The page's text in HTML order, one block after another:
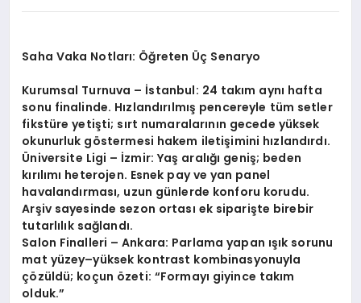
Saha Vaka Notları: Öğreten Üç Senaryo
Kurumsal Turnuva – İstanbul: 24 takım aynı hafta
sonu finalinde. Hızlandırılmış pencereyle tüm setler
fikstüre yetişti; sırt numaralarının gecede yüksek
okunurluk göstermesi hakem iletişimini hızlandırdı.
Üniversite Ligi – İzmir: Yaş aralığı geniş; beden
kırılımı heterojen. Esnek pay ve yan panel
havalandırması, uzun günlerde konforu korudu.
Arşiv sayesinde sezon ortası ek siparişte birebir
tutarlılık sağlandı.
Salon Finalleri – Ankara: Parlama yapan ışık sorunu
mat yüzey–yüksek kontrast kombinasyonuyla
çözüldü; koçun özeti: “Formayı giyince takım
olduk.”